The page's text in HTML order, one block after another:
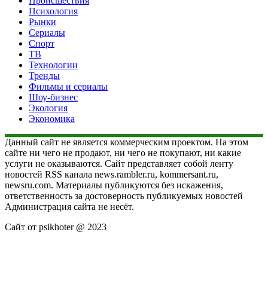
Психология
Рынки
Сериалы
Спорт
ТВ
Технологии
Тренды
Фильмы и сериалы
Шоу-бизнес
Экология
Экономика
Данный сайт не является коммерческим проектом. На этом
сайте ни чего не продают, ни чего не покупают, ни какие
услуги не оказываются. Сайт представляет собой ленту
новостей RSS канала news.rambler.ru, kommersant.ru,
newsru.com. Материалы публикуются без искажения,
ответственность за достоверность публикуемых новостей
Администрация сайта не несёт.
Сайт от psikhoter @ 2023